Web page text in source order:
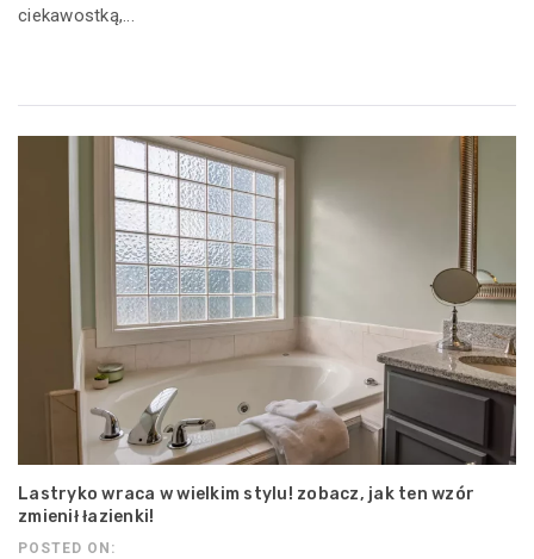
ciekawostką,...
Lastryko wraca w wielkim stylu! zobacz, jak ten wzór
zmienił łazienki!
POSTED ON: